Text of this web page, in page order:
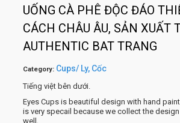
UỐNG CÀ PHÊ ĐỘC ĐÁO
CÁCH CHÂU ÂU, SẢN XUẤT
AUTHENTIC BAT TRANG
Category: Cups/ Ly, Cốc
Tiếng việt bên dưới.
Eyes Cups is beautiful design with hand
is very specail because we collect the
well,